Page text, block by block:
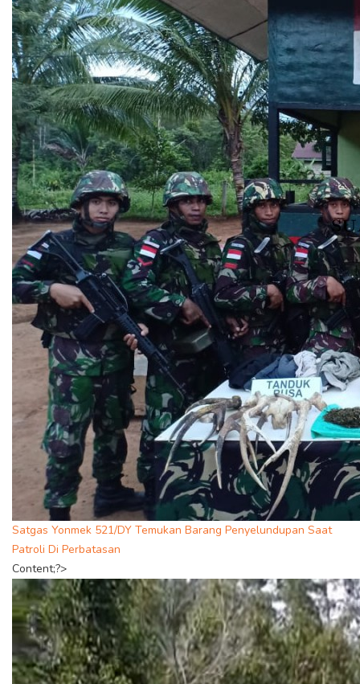
Satgas Yonmek 521/DY Temukan Barang Penyelundupan Saat
Patroli Di Perbatasan
Content;?>